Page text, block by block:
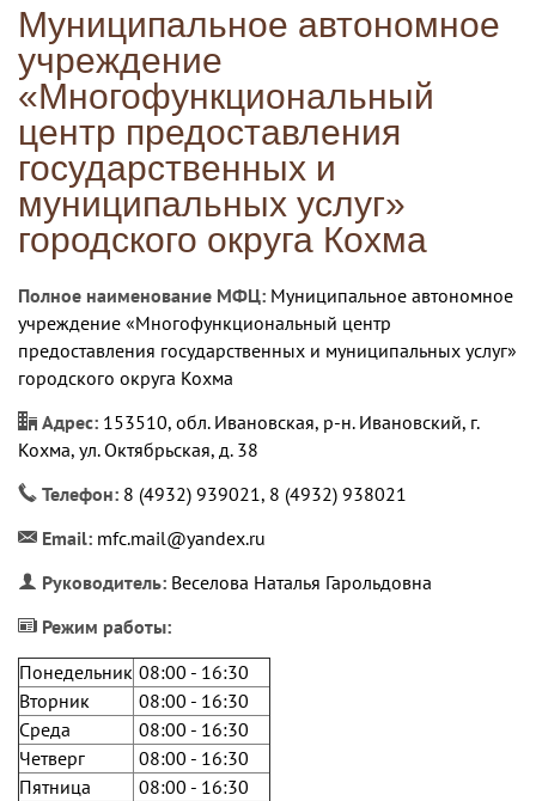
Муниципальное автономное
учреждение
«Многофункциональный
центр предоставления
государственных и
муниципальных услуг»
городского округа Кохма
Полное наименование МФЦ: Муниципальное автономное
учреждение «Многофункциональный центр
предоставления государственных и муниципальных услуг»
городского округа Кохма
Адрес: 153510, обл. Ивановская, р-н. Ивановский, г.
Кохма, ул. Октябрьская, д. 38
Телефон: 8 (4932) 939021, 8 (4932) 938021
Email: mfc.mail@yandex.ru
Руководитель: Веселова Наталья Гарольдовна
Режим работы:
Понедельник 08:00 - 16:30
Вторник
08:00 - 16:30
Среда
08:00 - 16:30
Четверг
08:00 - 16:30
Пятница
08:00 - 16:30